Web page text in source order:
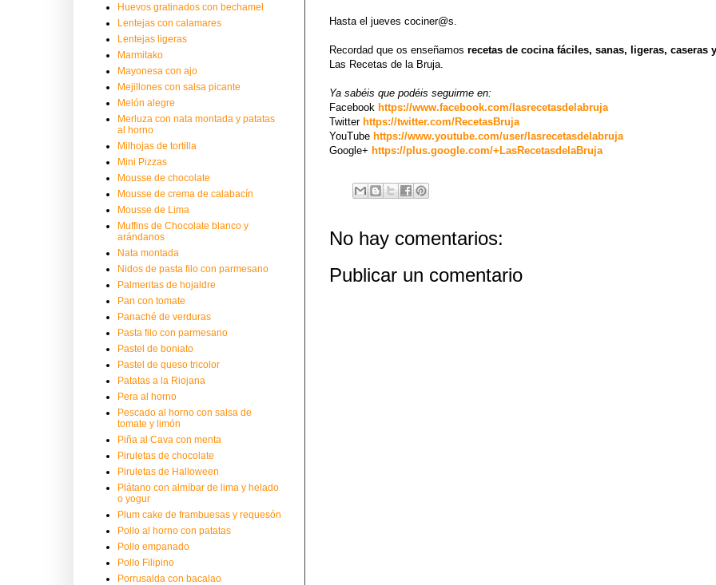
Hasta el jueves cociner@s.
Recordad que os enseñamos recetas de cocina fáciles, sanas, ligeras, caseras
Las Recetas de la Bruja.
Ya sabéis que podéis seguirme en:
Facebook https://www.facebook.com/lasrecetasdelabruja
Twitter https://twitter.com/RecetasBruja
YouTube https://www.youtube.com/user/lasrecetasdelabruja
Google+ https://plus.google.com/+LasRecetasdelaBruja
No hay comentarios:
Publicar un comentario
Huevos gratinados con bechamel
Lentejas con calamares
Lentejas ligeras
Marmitako
Mayonesa con ajo
Mejillones con salsa picante
Melón alegre
Merluza con nata montada y patatas
al horno
Milhojas de tortilla
Mini Pizzas
Mousse de chocolate
Mousse de crema de calabacín
Mousse de Lima
Muffins de Chocolate blanco y
arándanos
Nata montada
Nidos de pasta filo con parmesano
Palmeritas de hojaldre
Pan con tomate
Panaché de verduras
Pasta filo con parmesano
Pastel de boniato
Pastel de queso tricolor
Patatas a la Riojana
Pera al horno
Pescado al horno con salsa de
tomate y limón
Piña al Cava con menta
Piruletas de chocolate
Piruletas de Halloween
Plátano con almíbar de lima y helado
o yogur
Plum cake de frambuesas y requesón
Pollo al horno con patatas
Pollo empanado
Pollo Filipino
Porrusalda con bacalao